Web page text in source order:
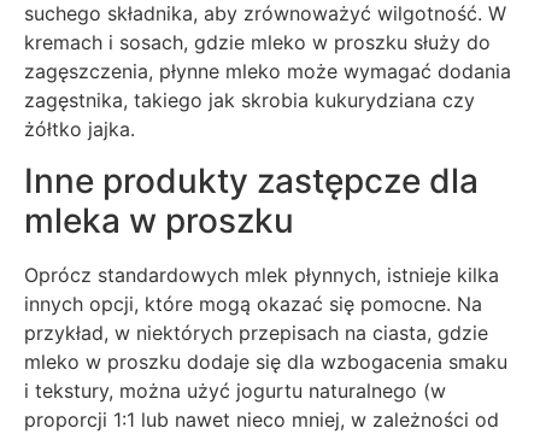
suchego składnika, aby zrównoważyć wilgotność. W
kremach i sosach, gdzie mleko w proszku służy do
zagęszczenia, płynne mleko może wymagać dodania
zagęstnika, takiego jak skrobia kukurydziana czy
żółtko jajka.
Inne produkty zastępcze dla
mleka w proszku
Oprócz standardowych mlek płynnych, istnieje kilka
innych opcji, które mogą okazać się pomocne. Na
przykład, w niektórych przepisach na ciasta, gdzie
mleko w proszku dodaje się dla wzbogacenia smaku
i tekstury, można użyć jogurtu naturalnego (w
proporcji 1:1 lub nawet nieco mniej, w zależności od